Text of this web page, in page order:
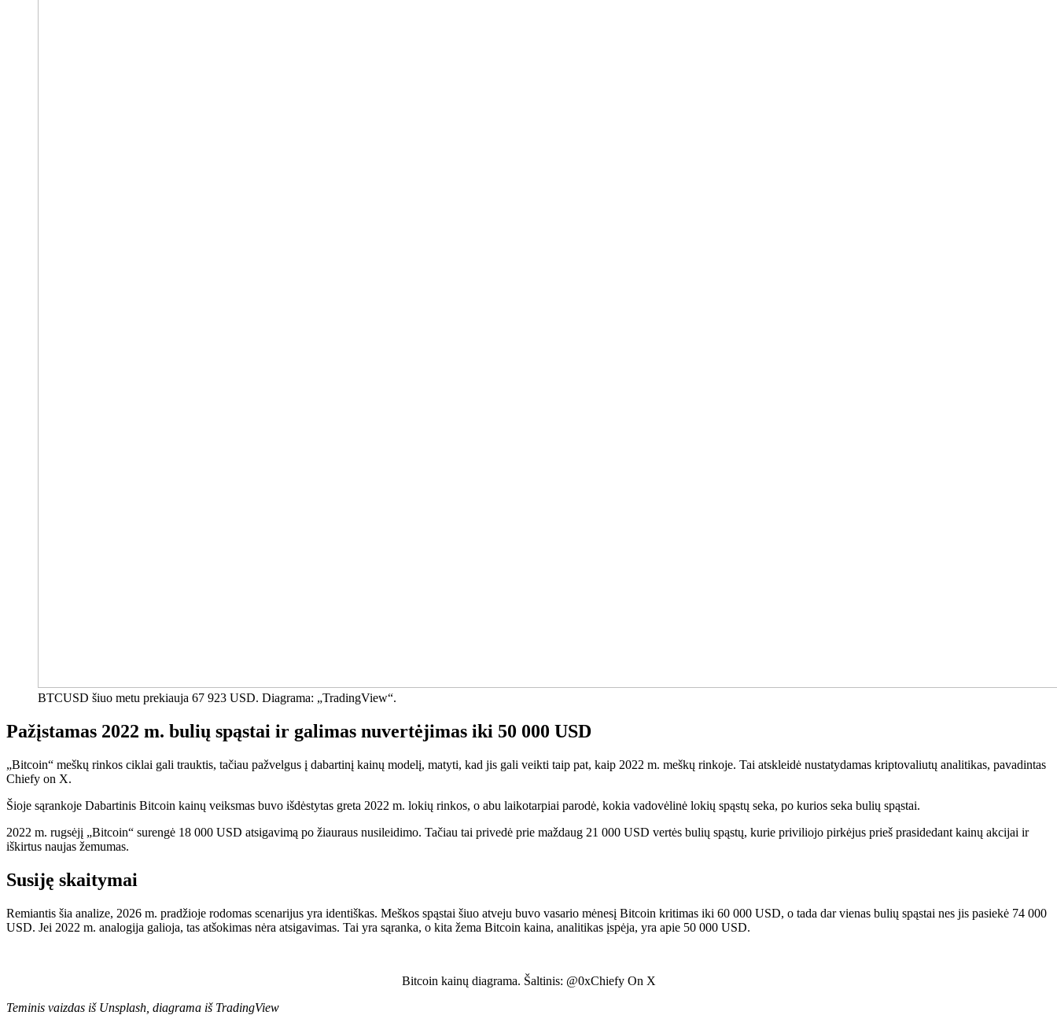
BTCUSD šiuo metu prekiauja 67 923 USD. Diagrama: „TradingView“.
Pažįstamas 2022 m. bulių spąstai ir galimas nuvertėjimas iki 50 000 USD
„Bitcoin“ meškų rinkos ciklai gali trauktis, tačiau pažvelgus į dabartinį kainų modelį, matyti, kad jis gali veikti taip pat, kaip 2022 m. meškų rinkoje. Tai atskleidė nustatydamas kriptovaliutų analitikas, pavadintas
Chiefy on X.
Šioje sąrankoje Dabartinis Bitcoin kainų veiksmas buvo išdėstytas greta 2022 m. lokių rinkos, o abu laikotarpiai parodė, kokia vadovėlinė lokių spąstų seka, po kurios seka bulių spąstai.
2022 m. rugsėjį „Bitcoin“ surengė 18 000 USD atsigavimą po žiauraus nusileidimo. Tačiau tai privedė prie maždaug 21 000 USD vertės bulių spąstų, kurie priviliojo pirkėjus prieš prasidedant kainų akcijai ir
iškirtus naujas žemumas.
Susiję skaitymai
Remiantis šia analize, 2026 m. pradžioje rodomas scenarijus yra identiškas. Meškos spąstai šiuo atveju buvo vasario mėnesį Bitcoin kritimas iki 60 000 USD, o tada dar vienas bulių spąstai nes jis pasiekė 74 000
USD. Jei 2022 m. analogija galioja, tas atšokimas nėra atsigavimas. Tai yra sąranka, o kita žema Bitcoin kaina, analitikas įspėja, yra apie 50 000 USD.
Bitcoin kainų diagrama. Šaltinis: @0xChiefy On X
Teminis vaizdas iš Unsplash, diagrama iš TradingView